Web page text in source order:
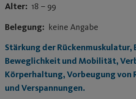
Alter: 18 – 99
Belegung: keine Angabe
Stärkung der Rückenmuskulatur,
Beweglichkeit und Mobilität,
Körperhaltung, Vorbeugung von
und Verspannungen.